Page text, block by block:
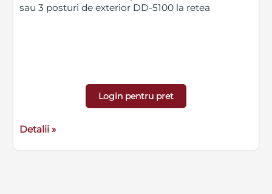
sau 3 posturi de exterior DD-5100 la retea
Login pentru pret
Detalii »